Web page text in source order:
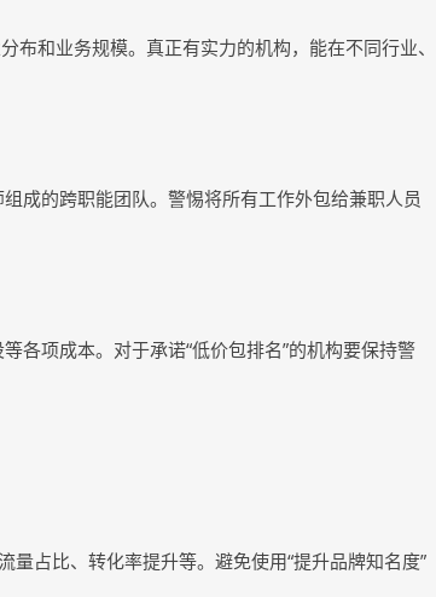
布和业务规模。真正有实力的机构，能在不同行业、
成的跨职能团队。警惕将所有工作外包给兼职人员
各项成本。对于承诺“低价包排名”的机构要保持警
占比、转化率提升等。避免使用“提升品牌知名度”